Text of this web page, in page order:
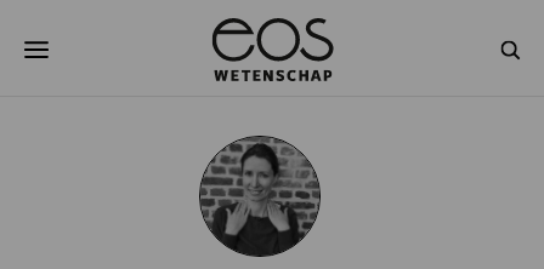
naar
NATUURWETENSCHAPPEN